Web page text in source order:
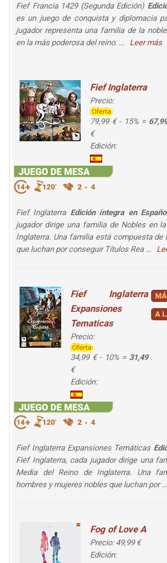
Fief Francia 1429 (Segunda Edición)
es un juego de conquista y diplomacia
jugador representa una familia de la
en la más poderosa del reino. ... Leer más
Fief Inglaterra
Precio:
79,99 € - 15% =
€
Edición:
Fief Inglaterra Edición íntegra en
jugador dirige una familia de Nobles en
Inglaterra. Una familia está compuesta de
que luchan por conseguir Títulos Rea ...
Fief Inglaterra
Expansiones
Tematicas
Precio:
34,99 € - 10% = 31,49
€
Edición:
Fief Inglaterra Expansiones Temáticas
Fief Inglaterra, cada jugador dirige una
Media del Reino de Inglaterra. Una
hombres y mujeres nobles que luchan por
Fog of Love A
Precio: 49,99 €
Edición: